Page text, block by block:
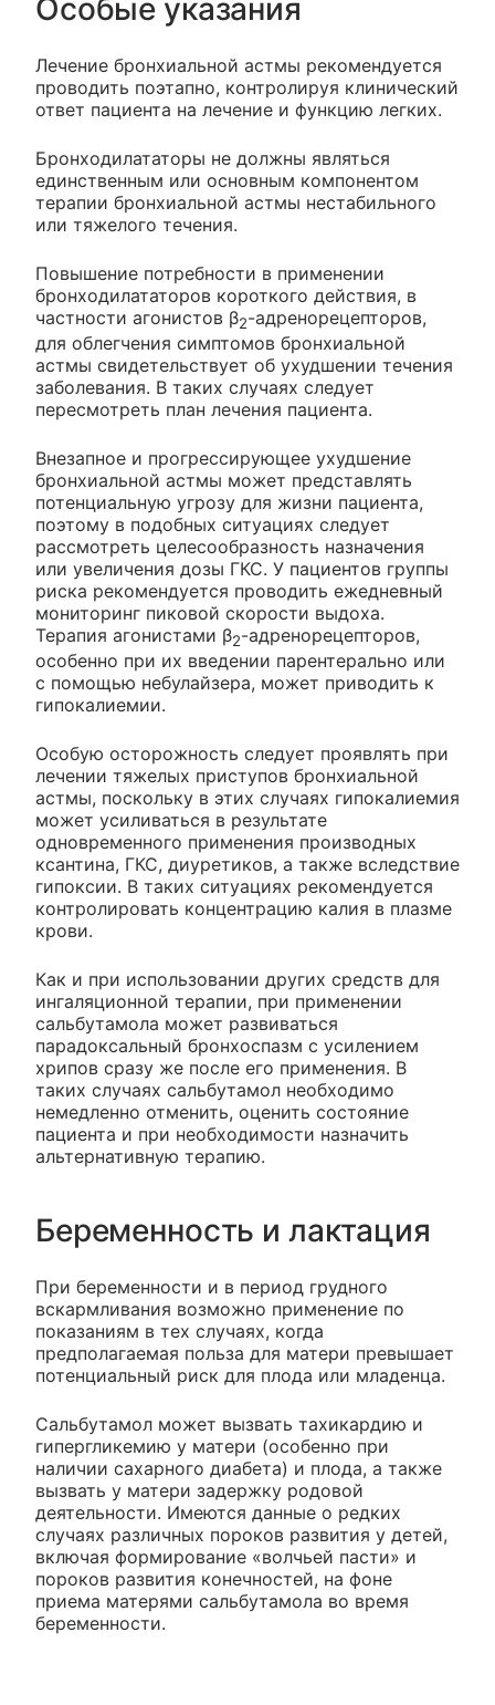
Особые указания
Лечение бронхиальной астмы рекомендуется
проводить поэтапно, контролируя клинический
ответ пациента на лечение и функцию легких.
Бронходилататоры не должны являться
единственным или основным компонентом
терапии бронхиальной астмы нестабильного
или тяжелого течения.
Повышение потребности в применении
бронходилататоров короткого действия, в
частности агонистов β2-адренорецепторов,
для облегчения симптомов бронхиальной
астмы свидетельствует об ухудшении течения
заболевания. В таких случаях следует
пересмотреть план лечения пациента.
Внезапное и прогрессирующее ухудшение
бронхиальной астмы может представлять
потенциальную угрозу для жизни пациента,
поэтому в подобных ситуациях следует
рассмотреть целесообразность назначения
или увеличения дозы ГКС. У пациентов группы
риска рекомендуется проводить ежедневный
мониторинг пиковой скорости выдоха.
Терапия агонистами β2-адренорецепторов,
особенно при их введении парентерально или
с помощью небулайзера, может приводить к
гипокалиемии.
Особую осторожность следует проявлять при
лечении тяжелых приступов бронхиальной
астмы, поскольку в этих случаях гипокалиемия
может усиливаться в результате
одновременного применения производных
ксантина, ГКС, диуретиков, а также вследствие
гипоксии. В таких ситуациях рекомендуется
контролировать концентрацию калия в плазме
крови.
Как и при использовании других средств для
ингаляционной терапии, при применении
сальбутамола может развиваться
парадоксальный бронхоспазм с усилением
хрипов сразу же после его применения. В
таких случаях сальбутамол необходимо
немедленно отменить, оценить состояние
пациента и при необходимости назначить
альтернативную терапию.
Беременность и лактация
При беременности и в период грудного
вскармливания возможно применение по
показаниям в тех случаях, когда
предполагаемая польза для матери превышает
потенциальный риск для плода или младенца.
Сальбутамол может вызвать тахикардию и
гипергликемию у матери (особенно при
наличии сахарного диабета) и плода, а также
вызвать у матери задержку родовой
деятельности. Имеются данные о редких
случаях различных пороков развития у детей,
включая формирование «волчьей пасти» и
пороков развития конечностей, на фоне
приема матерями сальбутамола во время
беременности.